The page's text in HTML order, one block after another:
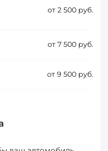
от 2 500 руб.
от 7 500 руб.
от 9 500 руб.